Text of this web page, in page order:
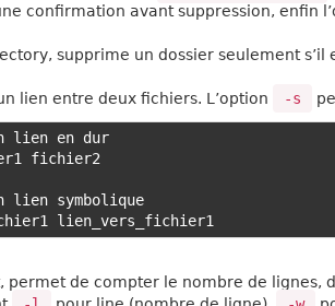
confirmation avant suppression, enfin
supprime un dossier seulement s’il
lien entre deux fichiers. L’option
-s
lien en dur
fichier2
lien symbolique
permet de compter le nombre de lignes,